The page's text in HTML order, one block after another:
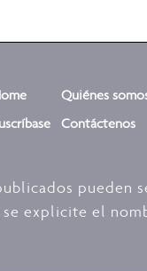
Quiénes
Contáctenos
pueden
explicite el